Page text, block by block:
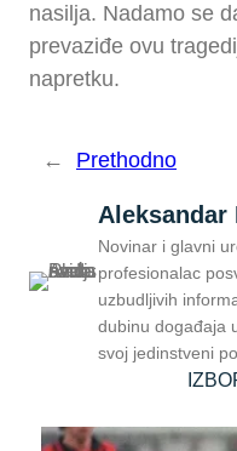
nasilja. Nadamo se
prevaziđe ovu
napretku.
← Prethodno
Aleksandar
Novinar i glavni
profesionalac
uzbudljivih
dubinu događaja
svoj jedinstveni